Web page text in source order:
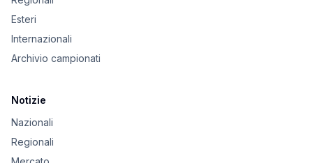
Esteri
Internazionali
Archivio campionati
Notizie
Nazionali
Regionali